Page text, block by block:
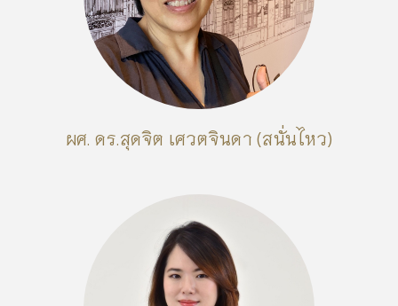
ผศ. ดร.สุดจิต เศวตจินดา (สนั่นไหว)